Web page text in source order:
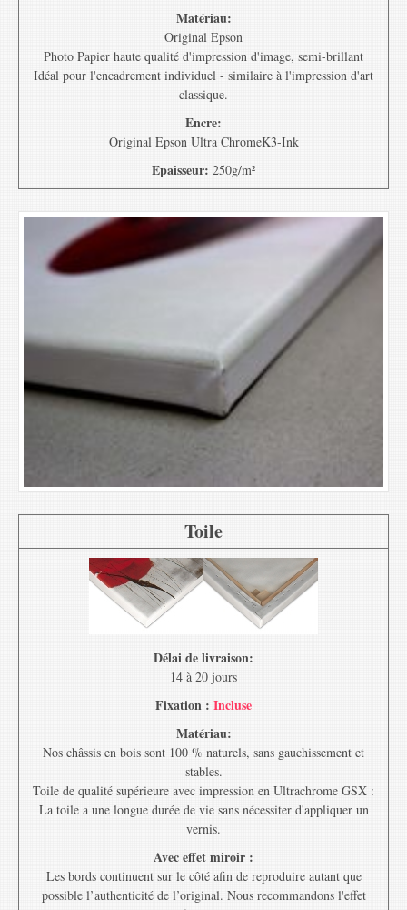
Matériau:
Original Epson
Photo Papier haute qualité d'impression d'image, semi-brillant
Idéal pour l'encadrement individuel - similaire à l'impression d'art
classique.
Encre:
Original Epson Ultra ChromeK3-Ink
Epaisseur: 250g/m²
Toile
Délai de livraison:
14 à 20 jours
Fixation : Incluse
Matériau:
Nos châssis en bois sont 100 % naturels, sans gauchissement et
stables.
Toile de qualité supérieure avec impression en Ultrachrome GSX :
La toile a une longue durée de vie sans nécessiter d'appliquer un
vernis.
Avec effet miroir :
Les bords continuent sur le côté afin de reproduire autant que
possible l’authenticité de l’original. Nous recommandons l'effet